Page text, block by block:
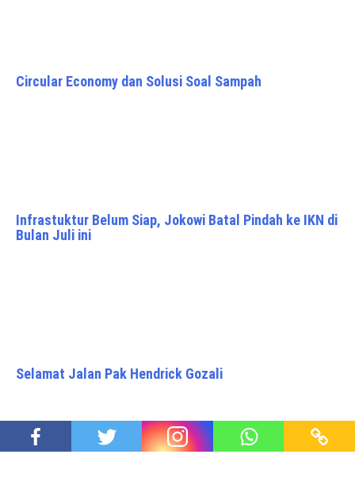
Circular Economy dan Solusi Soal Sampah
Infrastuktur Belum Siap, Jokowi Batal Pindah ke IKN di
Bulan Juli ini
Selamat Jalan Pak Hendrick Gozali